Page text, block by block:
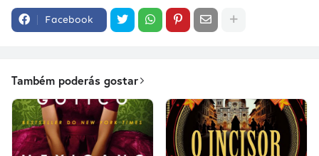
Facebook
Também poderás gostar